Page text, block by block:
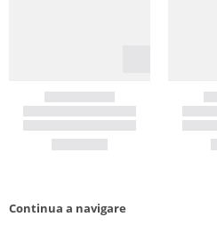
Continua a navigare